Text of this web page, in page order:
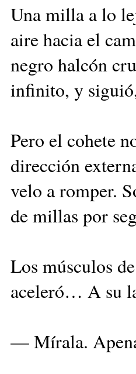
Una milla a lo
aire hacia el
negro halcón
infinito, y
Pero el cohete
dirección
velo a romper.
de millas por
Los músculos
aceleró… A su
— Mírala.